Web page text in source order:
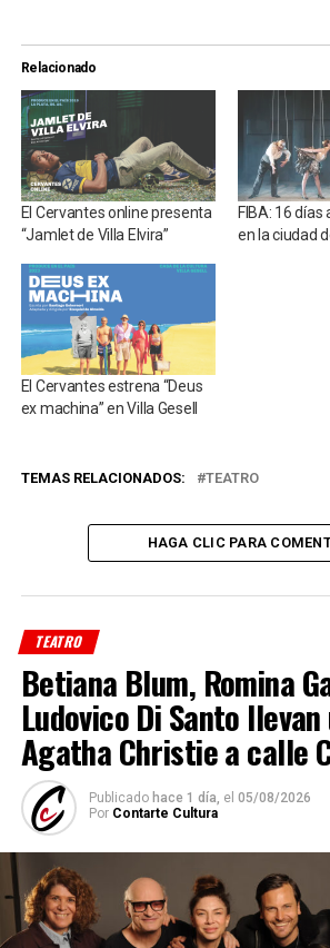
Relacionado
El Cervantes online presenta
“Jamlet de Villa Elvira”
FIBA: 16
en la ciudad
El Cervantes estrena “Deus
ex machina” en Villa Gesell
TEMAS RELACIONADOS: TEATRO
HAGA CLIC PARA
TEATRO
Betiana Blum, Romina
Ludovico Di Santo
Agatha Christie a calle
Publicado hace 1 día, el 05/08/2026
Por Contarte Cultura